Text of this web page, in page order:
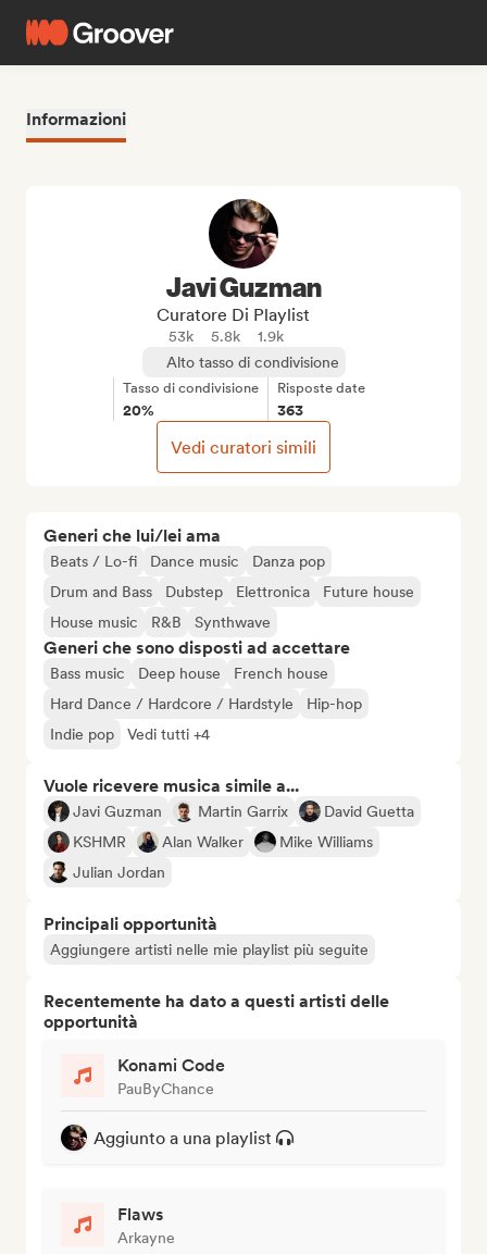
Informazioni
Generi che lui/lei ama
Beats / Lo-fi Dance music
Danza pop
Drum and Bass
Dubstep Elettronica
Future house
House music
R&B Synthwave
Generi che sono disposti ad accettare
Bass music Deep house
French house
Hard Dance / Hardcore / Hardstyle
Hip-hop
Indie pop
Vedi tutti +4
Vuole ricevere musica simile a...
Javi Guzman Martin Garrix
David Guetta
KSHMR
Alan Walker
Mike Williams
Julian Jordan
Principali opportunità
Aggiungere artisti nelle mie playlist più seguite
Recentemente ha dato a questi artisti delle
opportunità
Konami Code
PauByChance
Aggiunto a una playlist
Flaws
Arkayne
Javi Guzman
Curatore Di Playlist
53k 5.8k
1.9k
Alto tasso di condivisione
Tasso di condivisione
20%
Risposte date
363
Vedi curatori simili